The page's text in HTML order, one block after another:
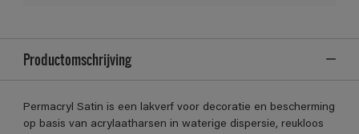
Productomschrijving
Permacryl Satin is een lakverf voor decoratie en bescherming
op basis van acrylaatharsen in waterige dispersie, reukloos